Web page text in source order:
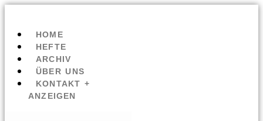
HOME
HEFTE
ARCHIV
ÜBER UNS
KONTAKT +
ANZEIGEN